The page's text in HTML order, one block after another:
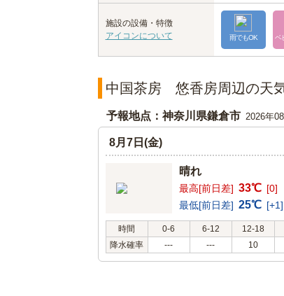
施設の設備・特徴
アイコンについて
雨でもOK ベ
中国茶房 悠香房周辺の天
予報地点：神奈川県鎌倉市 2026年
8月7日(金)
晴れ
最高[前日差] 33℃ [0]
最低[前日差] 25℃ [+1]
時間 0-6 6-12 12-18
降水確率
--- --- 10